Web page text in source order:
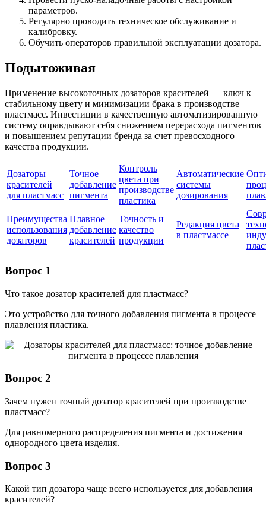
параметров.
Регулярно проводить техническое обслуживание и
калибровку.
Обучить операторов правильной эксплуатации дозатора.
Подытоживая
Применение высокоточных дозаторов красителей — ключ к
стабильному цвету и минимизации брака в производстве
пластмасс. Инвестиции в качественную автоматизированную
систему оправдывают себя снижением перерасхода пигментов
и повышением репутации бренда за счет превосходного
качества продукции.
Дозаторы
красителей
для пластмасс
Точное
добавление
пигмента
Контроль
цвета при
производстве
пластика
Автоматические
системы
дозирования
Преимущества
использования
дозаторов
Плавное
добавление
красителей
Точность и
качество
продукции
Редакция цвета
в пластмассе
Вопрос 1
Что такое дозатор красителей для пластмасс?
Это устройство для точного добавления пигмента в процессе
плавления пластика.
Вопрос 2
Зачем нужен точный дозатор красителей при производстве
пластмасс?
Для равномерного распределения пигмента и достижения
однородного цвета изделия.
Вопрос 3
Какой тип дозатора чаще всего используется для добавления
красителей?